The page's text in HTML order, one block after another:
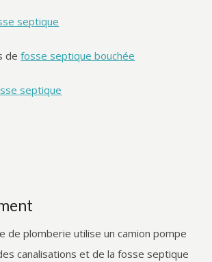
septique
defosse septique bouchée
septique
de plomberie utilise un camion pompe
canalisations et de la fosse septique